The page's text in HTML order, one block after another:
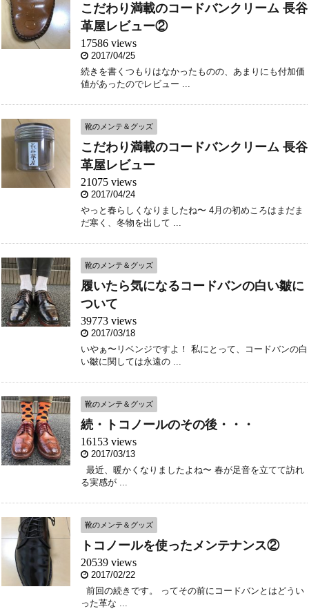
こだわり満載のコードバンクリーム 長谷
革屋レビュー②
17586 views
2017/04/25
続きを書くつもりはなかったものの、あまりにも付加価
値があったのでレビュー ...
靴のメンテ＆グッズ
こだわり満載のコードバンクリーム 長谷
革屋レビュー
21075 views
2017/04/24
やっと春らしくなりましたね〜 4月の初めころはまだま
だ寒く、冬物を出して ...
靴のメンテ＆グッズ
履いたら気になるコードバンの白い皺に
ついて
39773 views
2017/03/18
いやぁ〜リベンジですよ！ 私にとって、コードバンの白
い皺に関しては永遠の ...
靴のメンテ＆グッズ
続・トコノールのその後・・・
16153 views
2017/03/13
最近、暖かくなりましたよね〜 春が足音を立てて訪れ
る実感が ...
靴のメンテ＆グッズ
トコノールを使ったメンテナンス②
20539 views
2017/02/22
前回の続きです。 ってその前にコードバンとはどうい
った革な ...